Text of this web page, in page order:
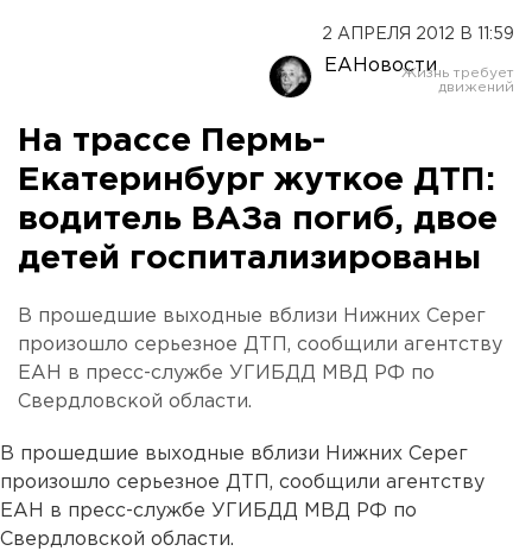
2 АПРЕЛЯ 2012 В 11:59
ЕАНовости
На трассе Пермь-
Екатеринбург жуткое ДТП:
водитель ВАЗа погиб, двое
детей госпитализированы
В прошедшие выходные вблизи Нижних Серег
произошло серьезное ДТП, сообщили агентству
ЕАН в пресс-службе УГИБДД МВД РФ по
Свердловской области.
В прошедшие выходные вблизи Нижних Серег
произошло серьезное ДТП, сообщили агентству
ЕАН в пресс-службе УГИБДД МВД РФ по
Свердловской области.